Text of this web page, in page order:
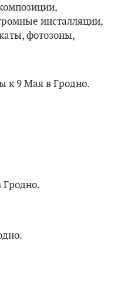
инсталляции,
фотозоны,